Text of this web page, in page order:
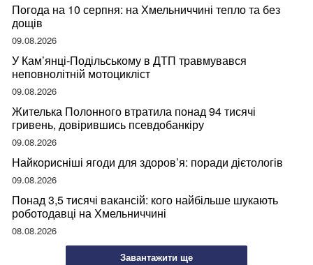
Погода на 10 серпня: на Хмельниччині тепло та без
дощів
09.08.2026
У Кам’янці-Подільському в ДТП травмувався
неповнолітній мотоцикліст
09.08.2026
Жителька Полонного втратила понад 94 тисячі
гривень, довірившись псевдобанкіру
09.08.2026
Найкорисніші ягоди для здоров’я: поради дієтологів
09.08.2026
Понад 3,5 тисячі вакансій: кого найбільше шукають
роботодавці на Хмельниччині
08.08.2026
Завантажити ще